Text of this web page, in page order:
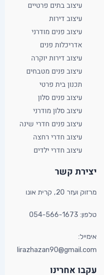
עיצוב בתים פרטיים
עיצוב דירות
עיצוב פנים מודרני
אדריכלות פנים
עיצוב דירות יוקרה
עיצוב פנים מטבחים
תכנון בית פרטי
עיצוב פנים סלון
עיצוב סלון מודרני
עיצוב פנים חדרי שינה
עיצוב חדרי רחצה
עיצוב חדרי ילדים
יצירת קשר​
מרזוק ועזר 20, קרית אונו​
טלפון: 054-566-1673
אימייל:
lirazhazan90@gmail.com
עקבו אחרינו
Facebook
X
YouTube